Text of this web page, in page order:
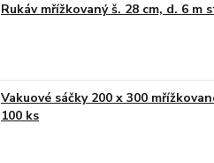
Rukáv mřížkovaný š. 28 cm, d. 6 m
Vakuové sáčky 200 x 300
100 ks